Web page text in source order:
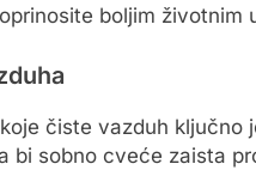
boljim životnim
čiste vazduh ključno
bi sobno cveće zaista